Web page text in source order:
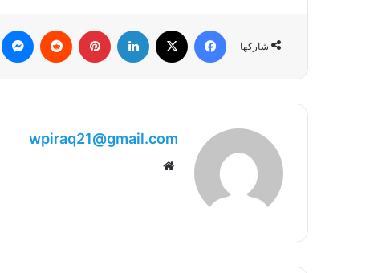
شاركها
فيسبوك لينكدإن بينتيريست
wpiraq21@gmail.com